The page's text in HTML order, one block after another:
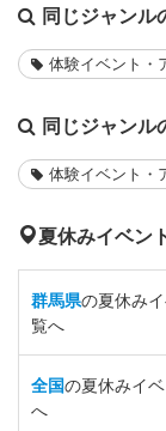
同じジャンル
体験イベント・
同じジャンル
体験イベント・
夏休みイベン
群馬県の夏休み
覧へ
全国の夏休みイ
へ